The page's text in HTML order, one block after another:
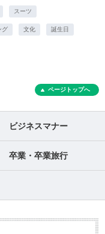
スーツ
グ 文化 誕生日
ページトップへ
ビジネスマナー
卒業・卒業旅行